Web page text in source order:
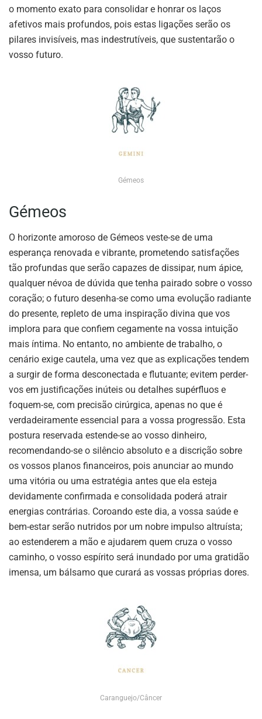
o momento exato para consolidar e honrar os laços
afetivos mais profundos, pois estas ligações serão os
pilares invisíveis, mas indestrutíveis, que sustentarão o
vosso futuro.
Gémeos
Gémeos
O horizonte amoroso de Gémeos veste-se de uma
esperança renovada e vibrante, prometendo satisfações
tão profundas que serão capazes de dissipar, num ápice,
qualquer névoa de dúvida que tenha pairado sobre o vosso
coração; o futuro desenha-se como uma evolução radiante
do presente, repleto de uma inspiração divina que vos
implora para que confiem cegamente na vossa intuição
mais íntima. No entanto, no ambiente de trabalho, o
cenário exige cautela, uma vez que as explicações tendem
a surgir de forma desconectada e flutuante; evitem perder-
vos em justificações inúteis ou detalhes supérfluos e
foquem-se, com precisão cirúrgica, apenas no que é
verdadeiramente essencial para a vossa progressão. Esta
postura reservada estende-se ao vosso dinheiro,
recomendando-se o silêncio absoluto e a discrição sobre
os vossos planos financeiros, pois anunciar ao mundo
uma vitória ou uma estratégia antes que ela esteja
devidamente confirmada e consolidada poderá atrair
energias contrárias. Coroando este dia, a vossa saúde e
bem-estar serão nutridos por um nobre impulso altruísta;
ao estenderem a mão e ajudarem quem cruza o vosso
caminho, o vosso espírito será inundado por uma gratidão
imensa, um bálsamo que curará as vossas próprias dores.
Caranguejo/Câncer